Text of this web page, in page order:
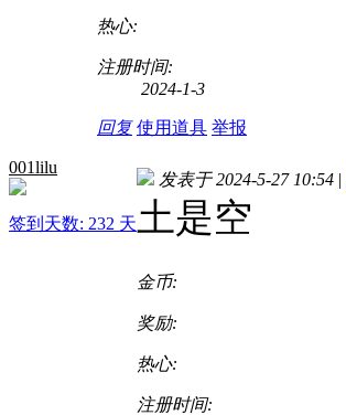
热心:
注册时间:
2024-1-3
回复 使用道具 举报
001lilu
签到天数: 232 天
发表于 2024-5-27 10:54 |
土是空
金币:
奖励:
热心:
注册时间: